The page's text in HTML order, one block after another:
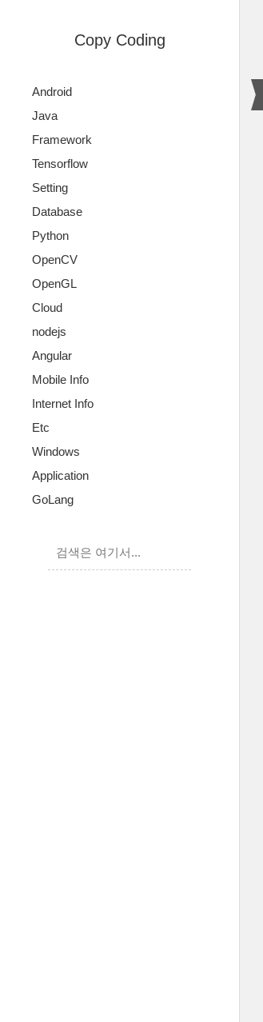
Copy Coding
Android
Java
Framework
Tensorflow
Setting
Database
Python
OpenCV
OpenGL
Cloud
nodejs
Angular
Mobile Info
Internet Info
Etc
Windows
Application
GoLang